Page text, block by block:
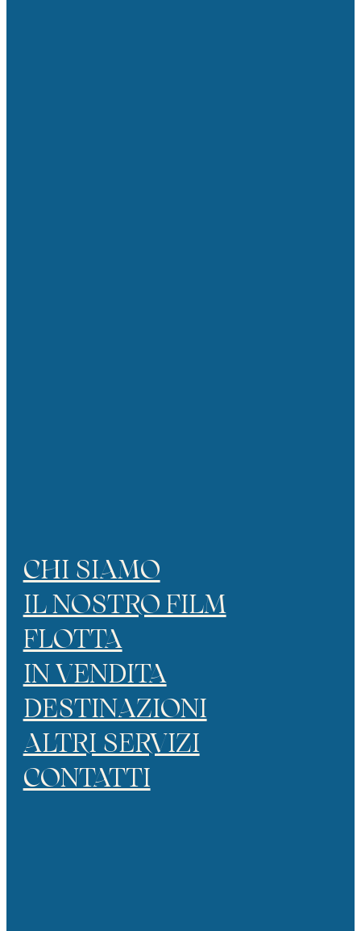
CHI SIAMO
IL NOSTRO FILM
FLOTTA
IN VENDITA
DESTINAZIONI
ALTRI SERVIZI
CONTATTI